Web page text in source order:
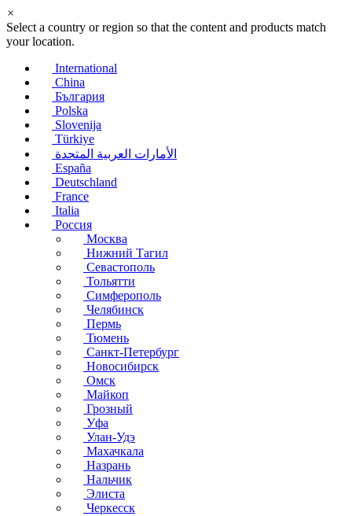
×
Select a country or region so that the content and products match
your location.
International
China
България
Polska
Slovenija
Türkiye
الأمارات العربية المتحدة
España
Deutschland
France
Italia
Россия
Москва
Нижний Тагил
Севастополь
Тольятти
Симферополь
Челябинск
Пермь
Тюмень
Санкт-Петербург
Новосибирск
Омск
Майкоп
Грозный
Уфа
Улан-Удэ
Махачкала
Назрань
Нальчик
Элиста
Черкесск